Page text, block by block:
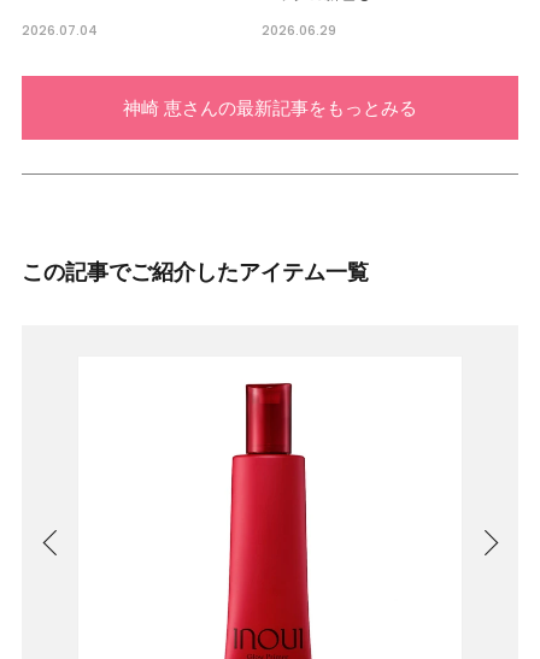
2026.07.04 2026.06.29
神崎 恵さんの最新記事をもっとみる
この記事でご紹介したアイテム一覧